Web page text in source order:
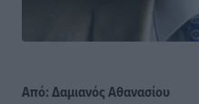
Από:Δαμιανός Αθανασίου